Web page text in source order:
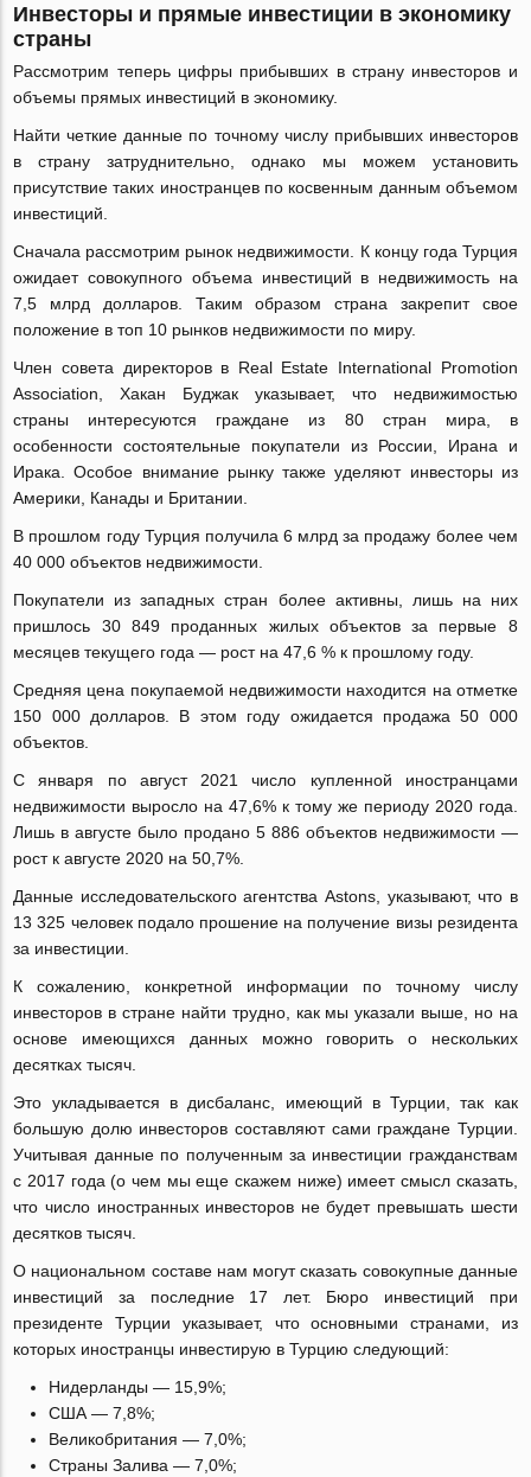
Инвесторы и прямые инвестиции в экономику
страны
Рассмотрим теперь цифры прибывших в страну инвесторов и
объемы прямых инвестиций в экономику.
Найти четкие данные по точному числу прибывших инвесторов
в страну затруднительно, однако мы можем установить
присутствие таких иностранцев по косвенным данным объемом
инвестиций.
Сначала рассмотрим рынок недвижимости. К концу года Турция
ожидает совокупного объема инвестиций в недвижимость на
7,5 млрд долларов. Таким образом страна закрепит свое
положение в топ 10 рынков недвижимости по миру.
Член совета директоров в Real Estate International Promotion
Association, Хакан Буджак указывает, что недвижимостью
страны интересуются граждане из 80 стран мира, в
особенности состоятельные покупатели из России, Ирана и
Ирака. Особое внимание рынку также уделяют инвесторы из
Америки, Канады и Британии.
В прошлом году Турция получила 6 млрд за продажу более чем
40 000 объектов недвижимости.
Покупатели из западных стран более активны, лишь на них
пришлось 30 849 проданных жилых объектов за первые 8
месяцев текущего года — рост на 47,6 % к прошлому году.
Средняя цена покупаемой недвижимости находится на отметке
150 000 долларов. В этом году ожидается продажа 50 000
объектов.
С января по август 2021 число купленной иностранцами
недвижимости выросло на 47,6% к тому же периоду 2020 года.
Лишь в августе было продано 5 886 объектов недвижимости —
рост к августе 2020 на 50,7%.
Данные исследовательского агентства Astons, указывают, что в
13 325 человек подало прошение на получение визы резидента
за инвестиции.
К сожалению, конкретной информации по точному числу
инвесторов в стране найти трудно, как мы указали выше, но на
основе имеющихся данных можно говорить о нескольких
десятках тысяч.
Это укладывается в дисбаланс, имеющий в Турции, так как
большую долю инвесторов составляют сами граждане Турции.
Учитывая данные по полученным за инвестиции гражданствам
с 2017 года (о чем мы еще скажем ниже) имеет смысл сказать,
что число иностранных инвесторов не будет превышать шести
десятков тысяч.
О национальном составе нам могут сказать совокупные данные
инвестиций за последние 17 лет. Бюро инвестиций при
президенте Турции указывает, что основными странами, из
которых иностранцы инвестирую в Турцию следующий:
Нидерланды — 15,9%;
США — 7,8%;
Великобритания — 7,0%;
Страны Залива — 7,0%;